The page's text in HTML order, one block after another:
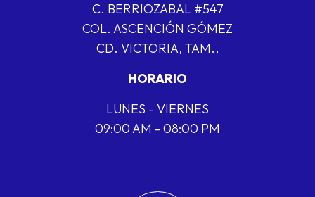
C. BERRIOZABAL #547
COL. ASCENCIÓN GÓMEZ
CD. VICTORIA, TAM.,
HORARIO
LUNES - VIERNES
09:00 AM - 08:00 PM